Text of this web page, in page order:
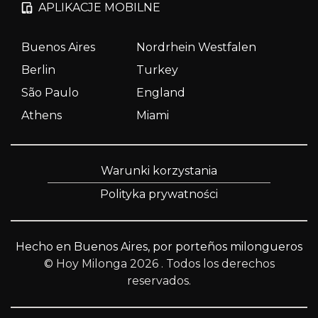
APLIKACJE MOBILNE
Buenos Aires
Nordrhein Westfalen
Berlin
Turkey
São Paulo
England
Athens
Miami
Warunki korzystania
Polityka prywatności
Hecho en Buenos Aires, por porteños milongueros
© Hoy Milonga 2026 . Todos los derechos
reservados.